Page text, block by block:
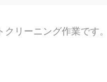
リーニング作業です。